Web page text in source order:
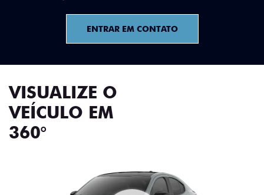
ENTRAR EM CONTATO
VISUALIZE O
VEÍCULO EM
360°